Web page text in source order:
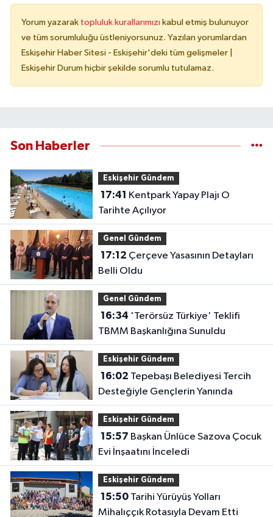
Yorum yazarak topluluk kurallarımızı kabul etmiş bulunuyor
ve tüm sorumluluğu üstleniyorsunuz. Yazılan yorumlardan
Eskişehir Haber Sitesi - Eskişehir'deki tüm gelişmeler |
Eskişehir Durum hiçbir şekilde sorumlu tutulamaz.
Son Haberler
Eskişehir Gündem
17:41
Tarihte Açılıyor
Genel Gündem
17:12
Belli Oldu
Genel Gündem
16:34
TBMM Başkanlığına Sunuldu
Eskişehir Gündem
16:02
Desteğiyle Gençlerin Yanında
Eskişehir Gündem
15:57
Evi İnşaatını İnceledi
Eskişehir Gündem
15:50Tarihi Yürüyüş Yolları
Mihalıççık Rotasıyla Devam Etti